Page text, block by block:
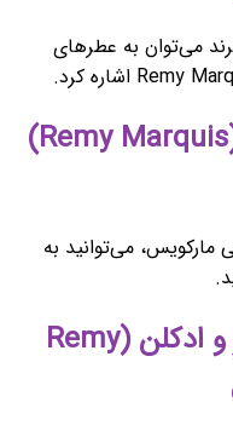
می‌توان به عطرهای
جدیدترین عطر و ادکلن (Remy Marquis)
مارکویس، می‌توانید به
نکات طلایی در مورد عطر و ادکلن (Remy